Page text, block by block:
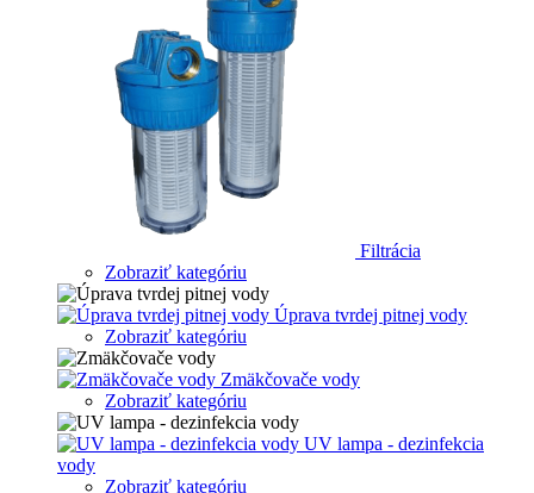
Filtrácia
Zobraziť kategóriu
Úprava tvrdej pitnej vody
Zobraziť kategóriu
Zmäkčovače vody
Zobraziť kategóriu
UV lampa - dezinfekcia
vody
Zobraziť kategóriu